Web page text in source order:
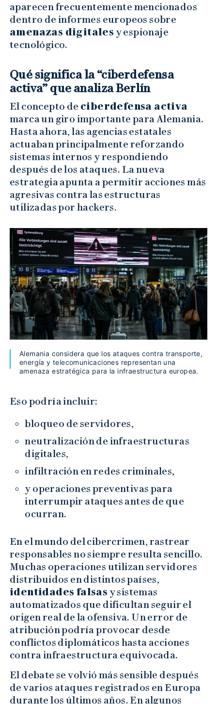
aparecen frecuentemente mencionados
dentro de informes europeos sobre
amenazas digitales y espionaje
tecnológico.
Qué significa la “ciberdefensa
activa” que analiza Berlín
El concepto de ciberdefensa activa
marca un giro importante para Alemania.
Hasta ahora, las agencias estatales
actuaban principalmente reforzando
sistemas internos y respondiendo
después de los ataques. La nueva
estrategia apunta a permitir acciones más
agresivas contra las estructuras
utilizadas por hackers.
Alemania considera que los ataques contra transporte,
energía y telecomunicaciones representan una
amenaza estratégica para la infraestructura europea.
Eso podría incluir:
bloqueo de servidores,
neutralización de infraestructuras
digitales,
infiltración en redes criminales,
y operaciones preventivas para
interrumpir ataques antes de que
ocurran.
En el mundo del cibercrimen, rastrear
responsables no siempre resulta sencillo.
Muchas operaciones utilizan servidores
distribuidos en distintos países,
identidades falsas y sistemas
automatizados que dificultan seguir el
origen real de la ofensiva. Un error de
atribución podría provocar desde
conflictos diplomáticos hasta acciones
contra infraestructura equivocada.
El debate se volvió más sensible después
de varios ataques registrados en Europa
durante los últimos años. En algunos